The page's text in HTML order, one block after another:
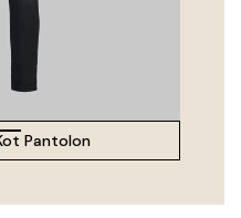
Pantolon